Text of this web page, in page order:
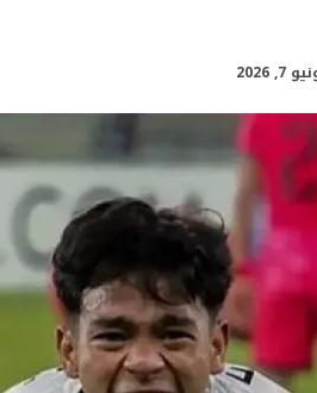
7, 2026